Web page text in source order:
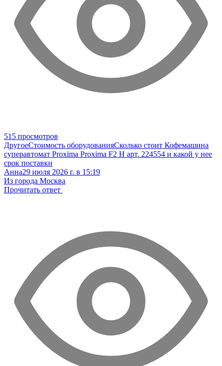
515 просмотров
ДругоеСтоимость оборудованияСколько стоит Кофемашина
суперавтомат Proxima Proxima F2 H арт. 224554 и какой у нее
срок поставки
Анна29 июля 2026 г. в 15:19
Из города Москва
Прочитать ответ